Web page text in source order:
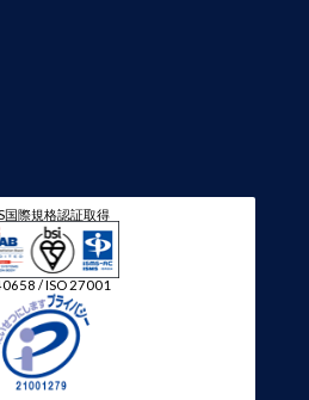
国際規格認証取得
/ ISO 27001